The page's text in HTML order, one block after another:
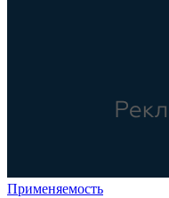
Применяемость